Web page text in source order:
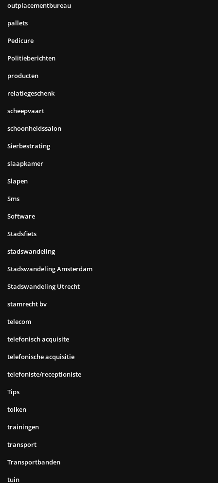
outplacementbureau
pallets
Pedicure
Politieberichten
producten
relatiegeschenk
scheepvaart
schoonheidssalon
Sierbestrating
slaapkamer
Slapen
Sms
Software
Stadsfiets
stadswandeling
Stadswandeling Amsterdam
Stadswandeling Utrecht
stamrecht bv
telecom
telefonisch acquisite
telefonische acquisitie
telefoniste/receptioniste
Tips
tolken
trainingen
transport
Transportbanden
tuin